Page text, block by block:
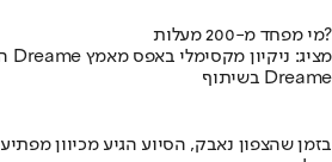
מי מפחד מ-200 מעלות?
השואב-שוטף החדש של Dreame מציג: ניקיון מקסימלי באפס מאמץ
בשיתוף Dreame
בזמן שהצפון נאבק, הסיוע הגיע מכיוון מפתיע